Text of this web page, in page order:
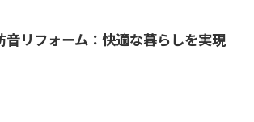
音リフォーム：快適な暮らしを実現